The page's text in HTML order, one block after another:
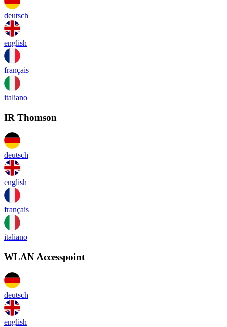
deutsch
english
français
italiano
IR Thomson
deutsch
english
français
italiano
WLAN Accesspoint
deutsch
english